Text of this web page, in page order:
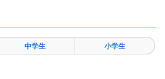
中学生 小学生